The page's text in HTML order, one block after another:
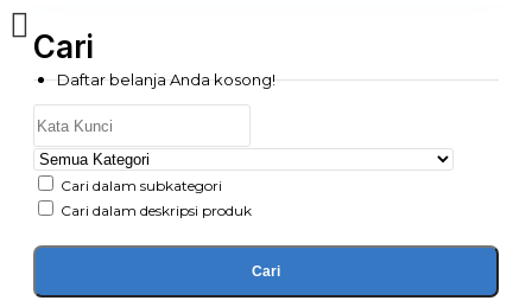
Daftar belanja Anda kosong!
Cari
Cari dalam subkategori
Cari dalam deskripsi produk
Cari